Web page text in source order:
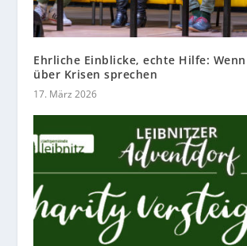
Ehrliche Einblicke, echte Hilfe:
über Krisen sprechen
17. März 2026